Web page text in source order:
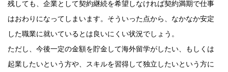
残しても、企業として契約継続を希望しなければ契約満期で仕事
はおわりになってしまいます。そういった点から、なかなか安定
した職業に就いているとは良いにくい状況でしょう。
ただし、今後一定の金額を貯金して海外留学がしたい、もしくは
起業したいという方や、スキルを習得して独立したいという方に